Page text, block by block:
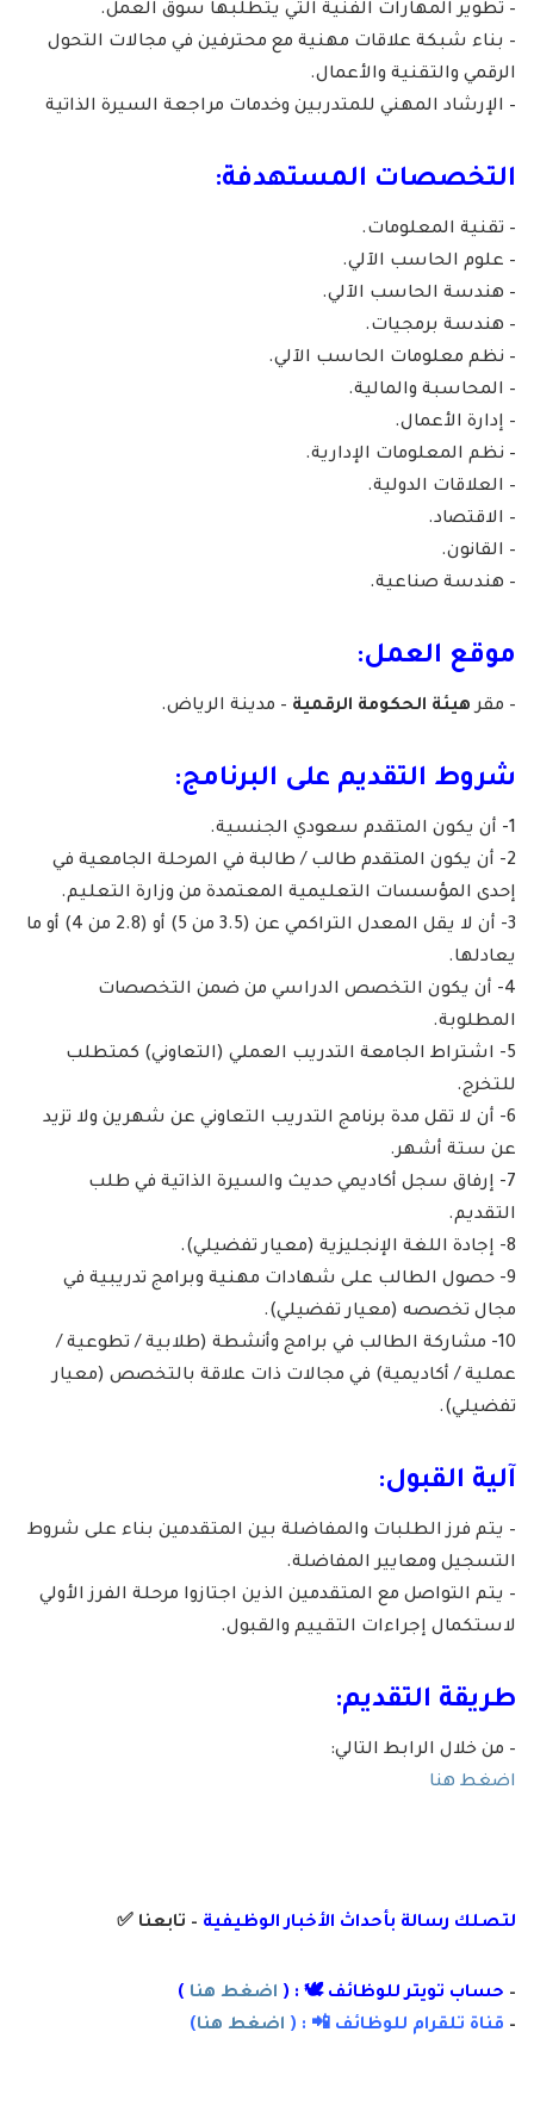
– تطوير المهارات الفنية التي يتطلبها سوق العمل.
– بناء شبكة علاقات مهنية مع محترفين في مجالات التحول
الرقمي والتقنية والأعمال.
– الإرشاد المهني للمتدربين وخدمات مراجعة السيرة الذاتية
التخصصات المستهدفة:
– تقنية المعلومات.
– علوم الحاسب الآلي.
– هندسة الحاسب الآلي.
– هندسة برمجيات.
– نظم معلومات الحاسب الآلي.
– المحاسبة والمالية.
– إدارة الأعمال.
– نظم المعلومات الإدارية.
– العلاقات الدولية.
– الاقتصاد.
– القانون.
– هندسة صناعية.
موقع العمل:
– مقرهيئة الحكومة الرقمية – مدينة الرياض.
شروط التقديم على البرنامج:
1- أن يكون المتقدم سعودي الجنسية.
2- أن يكون المتقدم طالب / طالبة في المرحلة الجامعية في
إحدى المؤسسات التعليمية المعتمدة من وزارة التعليم.
3- أن لا يقل المعدل التراكمي عن (3.5 من 5) أو (2.8 من 4) أو ما
يعادلها.
4- أن يكون التخصص الدراسي من ضمن التخصصات
المطلوبة.
5- اشتراط الجامعة التدريب العملي (التعاوني) كمتطلب
للتخرج.
6- أن لا تقل مدة برنامج التدريب التعاوني عن شهرين ولا تزيد
عن ستة أشهر.
7- إرفاق سجل أكاديمي حديث والسيرة الذاتية في طلب
التقديم.
8- إجادة اللغة الإنجليزية (معيار تفضيلي).
9- حصول الطالب على شهادات مهنية وبرامج تدريبية في
مجال تخصصه (معيار تفضيلي).
10- مشاركة الطالب في برامج وأنشطة (طلابية / تطوعية /
عملية / أكاديمية) في مجالات ذات علاقة بالتخصص (معيار
تفضيلي).
آلية القبول:
– يتم فرز الطلبات والمفاضلة بين المتقدمين بناء على شروط
التسجيل ومعايير المفاضلة.
– يتم التواصل مع المتقدمين الذين اجتازوا مرحلة الفرز الأولي
لاستكمال إجراءات التقييم والقبول.
طريقة التقديم:
– من خلال الرابط التالي:
اضغط هنا
لتصلك رسالة بأحداث الأخبار الوظيفية – تابعنا ✅
– حساب تويتر للوظائف 🕊 : ( اضغط هنا )
– قناة تلقرام للوظائف 📲 : ( اضغط هنا)